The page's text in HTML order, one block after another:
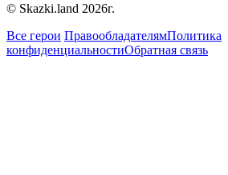
© Skazki.land 2026г.
Все герои ПравообладателямПолитика
конфиденциальностиОбратная связь